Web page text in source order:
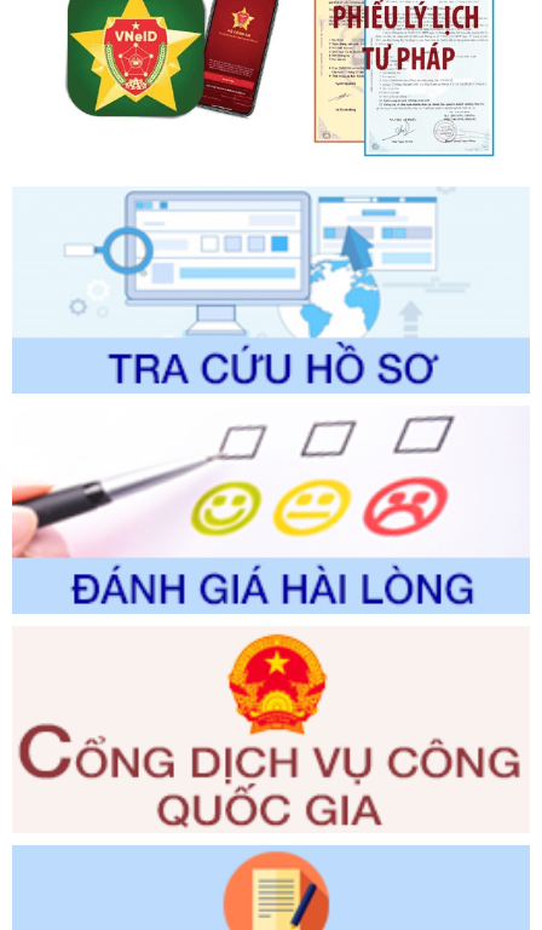
Số kí hiệu:2303/QĐ-UBND
Tên: Quyết định công bố Danh mục thủ tục hành chính mới
ban hành, được sửa đổi, bổ sung, bị bãi bỏ và phê duyệt
Quy trình nội bộ, quy trình điện tử giải quyết thủ tục hành
chính trong một số lĩnh vực thuộc phạm vi chức năng quản
Số kí hiệu:2304/QĐ-UBND
Tên: Quyết định công bố Danh mục thủ tục hành chính
được sửa đổi, bổ sung và phê duyệt Quy trình nội bộ, quy
trình điện tử giải quyết thủ tục hành chính trong lĩnh vực Du
lịch thuộc phạm vi chức năng quản lý của Sở Văn hóa, Thể
Ngày ban hành: 01/06/2026
Số kí hiệu:2310/QĐ-UBND
Tên: Về việc công bố Danh mục thủ tục hành chính sửa
đổi, bổ sung và phê duyệt Quy trình nội bộ, quy trình điện tử
trong giải quyết thủtục hành chính lĩnh vực biến đổi khí hậu
thuộc phạm vi giải quyết của Sở Nông nghiệp và Môi
trường
Ngày ban hành: 01/06/2026
Số kí hiệu:2300/QĐ-UBND
Tên: V/v công bố danh mục thủ tục hành chính được sửa
đổi, bổ sung và phê duyệt quy trình nội bộ, quy trình điện tử
giải quyết thủ tục hành chính trong lĩnh vực Luật sư thuộc
phạm vi chức năng quản lý của Sở Tư pháp
Ngày ban hành: 01/06/2026
Số kí hiệu:351/2025/NĐ-CP
Tên: Nghị định số 351/2025/NĐ-CP của Chính phủ: Quy
định chuẩn nghèo đa chiều quốc gia giai đoạn 2026 - 2030
Ngày ban hành: 29/12/2026
3014/QĐ-UBND
Tên: Quyết định về việc công bố danh mục thủ tục hành
chính ban hành mới, sửa đổi bổ sung trong lĩnh vực hỗ trợ